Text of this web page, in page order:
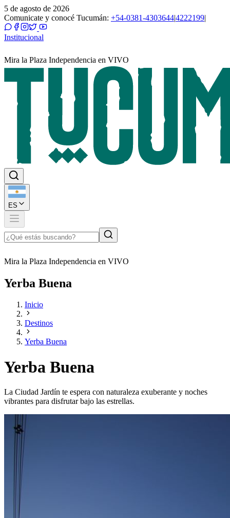
5 de agosto de 2026
Comunicate y conocé Tucumán: +54-0381-4303644|4222199|
Institucional
Mira la Plaza Independencia en VIVO
ES
Mira la Plaza Independencia en VIVO
Yerba Buena
Inicio
Destinos
Yerba Buena
Yerba Buena
La Ciudad Jardín te espera con naturaleza exuberante y noches
vibrantes para disfrutar bajo las estrellas.